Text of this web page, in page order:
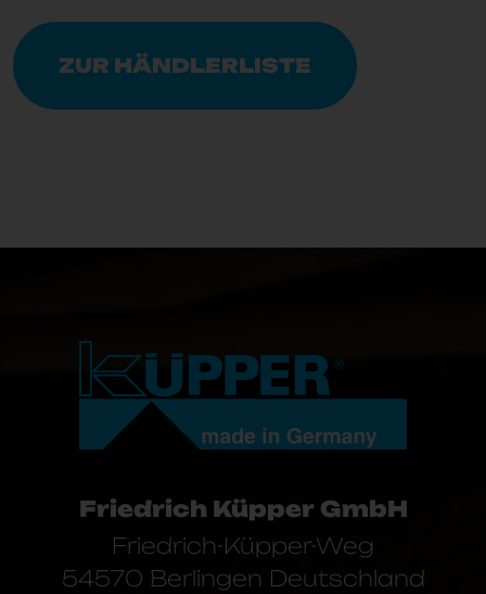
ZUR HÄNDLERLISTE
Friedrich Küpper GmbH
Friedrich-Küpper-Weg
54570 Berlingen Deutschland